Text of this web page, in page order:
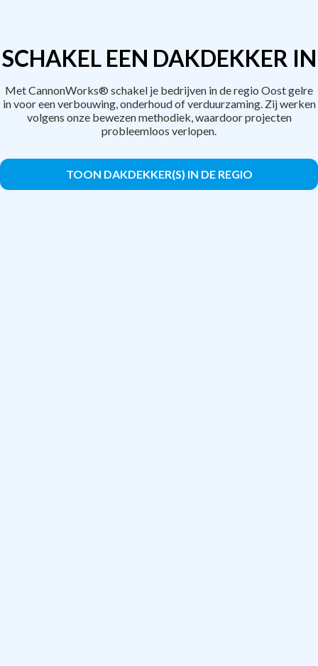
SCHAKEL EEN DAKDEKKER IN
Met CannonWorks® schakel je bedrijven in de regio Oost gelre
in voor een verbouwing, onderhoud of verduurzaming. Zij werken
volgens onze bewezen methodiek, waardoor projecten
probleemloos verlopen.
TOON DAKDEKKER(S) IN DE REGIO